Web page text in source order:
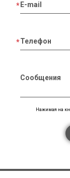
E-mail
Телефон
Сообщения
Нажимая на